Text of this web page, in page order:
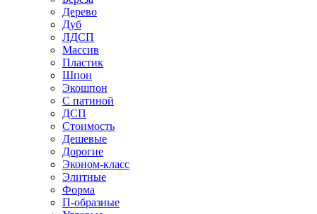
Дерево
Дуб
ЛДСП
Массив
Пластик
Шпон
Экошпон
С патиной
ДСП
Стоимость
Дешевые
Дорогие
Эконом-класс
Элитные
Форма
П-образные